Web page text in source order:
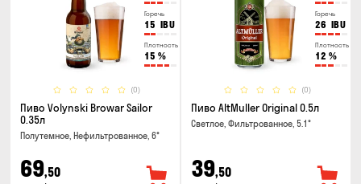
Горечь
15 IBU
Плотность
15 %
(0)
Пиво Volynski Browar Sailor
0.35л
Полутемное, Нефильтрованное, 6°
69,50
Горечь
26 IBU
Плотность
12 %
(0)
Пиво AltMuller Original 0.5л
Светлое, Фильтрованное, 5.1°
39,50